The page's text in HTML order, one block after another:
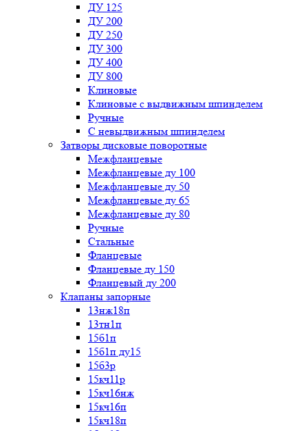
ДУ 125
ДУ 200
ДУ 250
ДУ 300
ДУ 400
ДУ 800
Клиновые
Клиновые с выдвижным шпинделем
Ручные
С невыдвижным шпинделем
Затворы дисковые поворотные
Межфланцевые
Межфланцевые ду 100
Межфланцевые ду 50
Межфланцевые ду 65
Межфланцевые ду 80
Ручные
Стальные
Фланцевые
Фланцевые ду 150
Фланцевый ду 200
Клапаны запорные
13нж18п
13тн1п
15б1п
15б1п ду15
15б3р
15кч11р
15кч16нж
15кч16п
15кч18п